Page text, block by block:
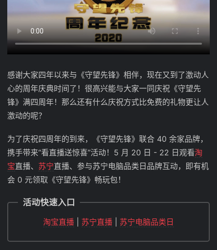
感谢大家四年以来与《守望先锋》相伴，现在又到了激动人
心的周年庆典时间了！很高兴能与大家一同庆祝《守望先
锋》满四周年！那么还有什么庆祝方式比免费的礼物更让人
激动的呢？
为了庆祝四周年的到来，《守望先锋》联合 40 余家品牌，
携手带来“看直播送惊喜”活动！5 月 20 日 - 22 日观看淘
宝直播、 苏宁直播、参与苏宁电脑品类日品牌互动，即有机
会 0 元领取《守望先锋》畅玩包！
活动快速入口
淘宝直播 苏宁直播 苏宁电脑品类日